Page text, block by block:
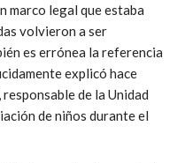
marco legal que estaba
volvieron a ser
es errónea la referencia
explicó hace
de la Unidad
de niños durante el